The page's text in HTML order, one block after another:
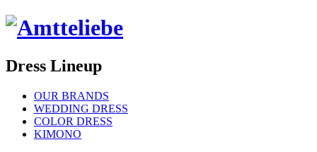
Dress Lineup
OUR BRANDS
WEDDING DRESS
COLOR DRESS
KIMONO